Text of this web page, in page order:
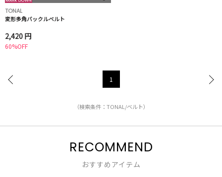
TONAL
変形多角バックルベルト
2,420 円
60%OFF
1
（検索条件：TONAL/ベルト）
RECOMMEND
おすすめアイテム